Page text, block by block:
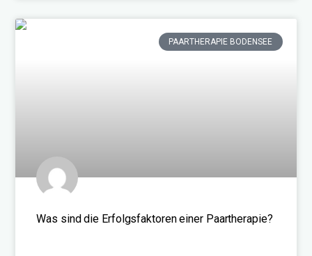
PAARTHERAPIE BODENSEE
Was sind die Erfolgsfaktoren einer Paartherapie?